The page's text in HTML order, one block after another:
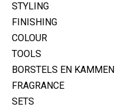
STYLING
FINISHING
COLOUR
TOOLS
BORSTELS EN KAMMEN
FRAGRANCE
SETS